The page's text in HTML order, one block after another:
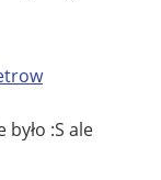
:S ale